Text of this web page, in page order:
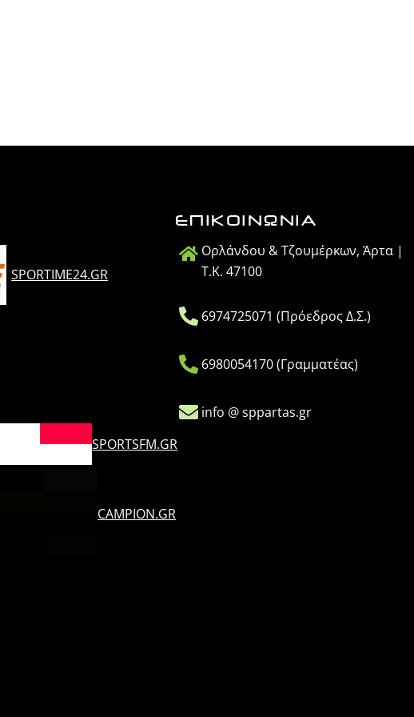
SPORTIME24.GR
SPORTSFM.GR
CAMPION.GR
ΕΠΙΚΟΙΝΩΝΙΑ
Ορλάνδου & Τζουμέρκων, Άρτα |
Τ.Κ. 47100
6974725071 (Πρόεδρος Δ.Σ.)
6980054170 (Γραμματέας)
info @ sppartas.gr